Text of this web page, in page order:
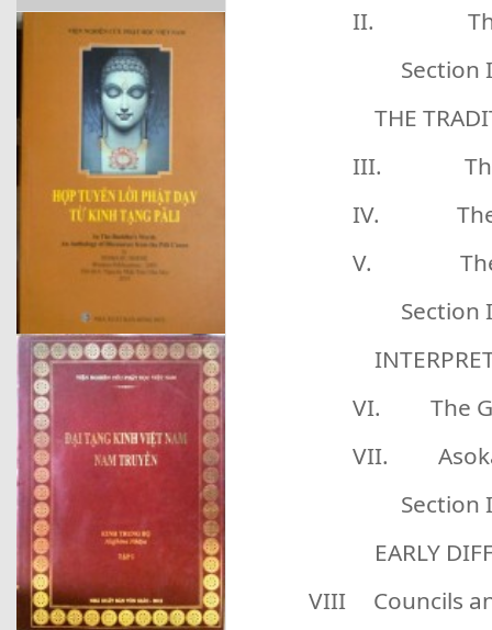
II. The
Section
THE
III. The
IV. The
V. The
Section
VI. The
VII.
Section
EARLY
VIII Councils and